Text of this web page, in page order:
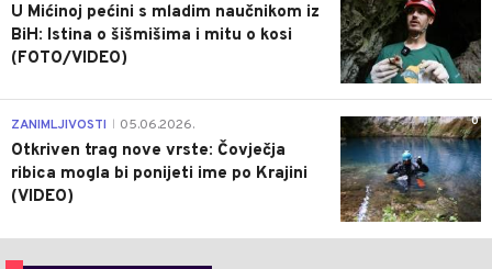
U Mićinoj pećini s mladim naučnikom iz
BiH: Istina o šišmišima i mitu o kosi
(FOTO/VIDEO)
0
ZANIMLJIVOSTI 05.06.2026.
Otkriven trag nove vrste: Čovječja
ribica mogla bi ponijeti ime po Krajini
(VIDEO)